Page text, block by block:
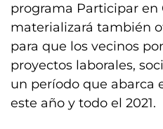
programa Participar en
materializará también
para que los vecinos
proyectos laborales,
un período que abarca
este año y todo el 2021.